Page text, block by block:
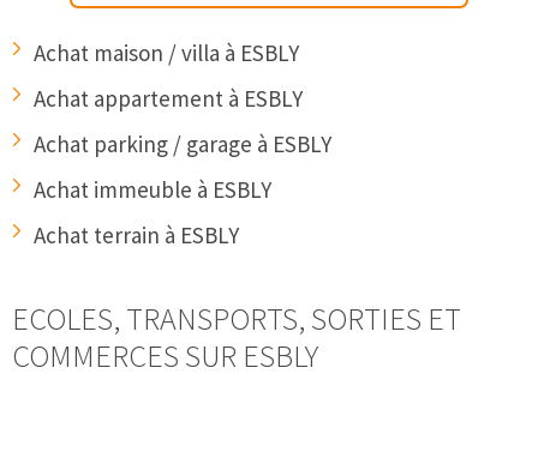
Achat maison / villa à ESBLY
Achat appartement à ESBLY
Achat parking / garage à ESBLY
Achat immeuble à ESBLY
Achat terrain à ESBLY
ECOLES, TRANSPORTS, SORTIES ET
COMMERCES SUR ESBLY